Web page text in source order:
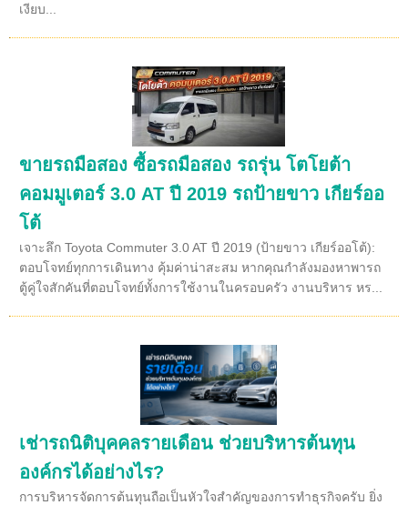
เงียบ...
ขายรถมือสอง ซื้อรถมือสอง รถรุ่น โตโยต้า
คอมมูเตอร์ 3.0 AT ปี 2019 รถป้ายขาว เกียร์ออ
โต้
เจาะลึก Toyota Commuter 3.0 AT ปี 2019 (ป้ายขาว เกียร์ออโต้):
ตอบโจทย์ทุกการเดินทาง คุ้มค่าน่าสะสม หากคุณกำลังมองหาพารถ
ตู้คู่ใจสักคันที่ตอบโจทย์ทั้งการใช้งานในครอบครัว งานบริหาร หร...
เช่ารถนิติบุคคลรายเดือน ช่วยบริหารต้นทุน
องค์กรได้อย่างไร?
การบริหารจัดการต้นทุนถือเป็นหัวใจสำคัญของการทำธุรกิจครับ ยิ่ง